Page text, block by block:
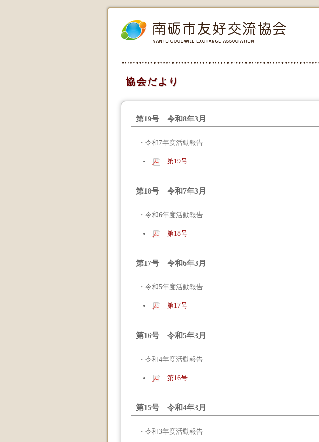
協会だより
第19号 令和8年3月
・令和7年度活動報告
第19号
第18号 令和7年3月
・令和6年度活動報告
第18号
第17号 令和6年3月
・令和5年度活動報告
第17号
第16号 令和5年3月
・令和4年度活動報告
第16号
第15号 令和4年3月
・令和3年度活動報告